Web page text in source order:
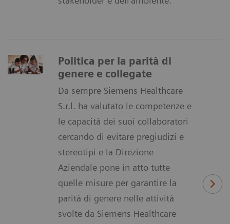
Politica per la parità di
genere e collegate
Da sempre Siemens Healthcare
S.r.l. ha valutato le competenze e
le capacità dei suoi collaboratori
cercando di evitare pregiudizi e
stereotipi e la Direzione
Aziendale pone in atto tutte
quelle misure per garantire la
parità di genere nelle attività
svolte da Siemens Healthcare